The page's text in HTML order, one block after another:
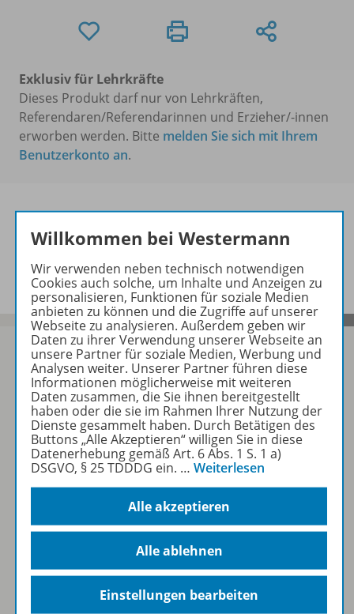
Exklusiv für Lehrkräfte
Dieses Produkt darf nur von Lehrkräften,
Referendaren/Referendarinnen und Erzieher/-innen
erworben werden. Bitte melden Sie sich mit Ihrem
Benutzerkonto an.
Informationen
Sofort profitieren
Zum Newsletter anmelden
Folgen Sie uns auf Social Media
Willkommen bei Westermann
Wir verwenden neben technisch notwendigen
Cookies auch solche, um Inhalte und Anzeigen zu
personalisieren, Funktionen für soziale Medien
anbieten zu können und die Zugriffe auf unserer
Webseite zu analysieren. Außerdem geben wir
Daten zu ihrer Verwendung unserer Webseite an
unsere Partner für soziale Medien, Werbung und
Analysen weiter. Unserer Partner führen diese
Informationen möglicherweise mit weiteren
Daten zusammen, die Sie ihnen bereitgestellt
haben oder die sie im Rahmen Ihrer Nutzung der
Dienste gesammelt haben. Durch Betätigen des
Buttons „Alle Akzeptieren“ willigen Sie in diese
Datenerhebung gemäß Art. 6 Abs. 1 S. 1 a)
DSGVO, § 25 TDDDG ein. … Weiterlesen
Alle akzeptieren
Alle ablehnen
Einstellungen bearbeiten